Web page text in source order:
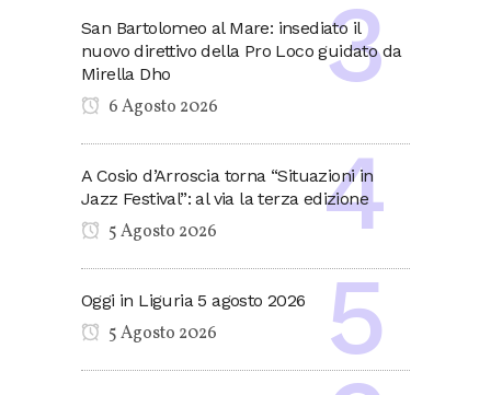
San Bartolomeo al Mare: insediato il
nuovo direttivo della Pro Loco guidato da
Mirella Dho
6 Agosto 2026
A Cosio d’Arroscia torna “Situazioni in
Jazz Festival”: al via la terza edizione
5 Agosto 2026
Oggi in Liguria 5 agosto 2026
5 Agosto 2026